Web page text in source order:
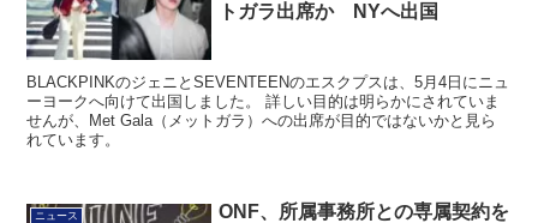
トガラ出席か NYへ出国
BLACKPINKのジェニとSEVENTEENのエスクプスは、5月4日にニュ
ーヨークへ向けて出国しました。 詳しい目的は明らかにされていま
せんが、Met Gala（メットガラ）への出席が目的ではないかと見ら
れています。
ニュース
ONF、所属事務所との専属契約を